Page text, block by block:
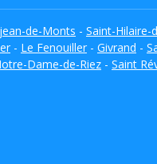
de-Monts - Saint-Hilaire-
- Le Fenouiller - Givrand -
Dame-de-Riez - Saint